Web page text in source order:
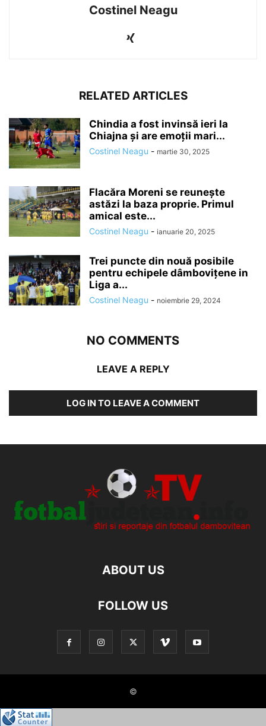
Costinel Neagu
RELATED ARTICLES
Chindia a fost invinsă ieri la
Chiajna și are emoții mari...
Costinel Neagu - martie 30, 2025
Flacăra Moreni se reuneşte
astăzi la baza proprie. Primul
amical este...
Costinel Neagu - ianuarie 20, 2025
Trei puncte din nouă posibile
pentru echipele dâmboviţene in
Liga a...
Costinel Neagu - noiembrie 29, 2024
NO COMMENTS
LEAVE A REPLY
LOG IN TO LEAVE A COMMENT
ABOUT US
FOLLOW US
©